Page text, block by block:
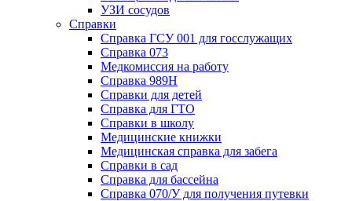
УЗИ сосудов
Справки
Справка ГСУ 001 для госслужащих
Справка 073
Медкомиссия на работу
Справка 989Н
Справки для детей
Справка для ГТО
Справки в школу
Медицинские книжки
Медицинская справка для забега
Справки в сад
Справка для бассейна
Справка 070/У для получения путевки